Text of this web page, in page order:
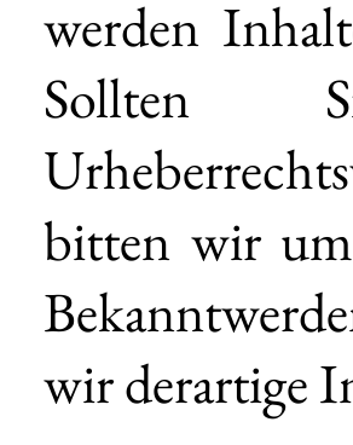
werden
Sollten
bitten wir um
wir derartige